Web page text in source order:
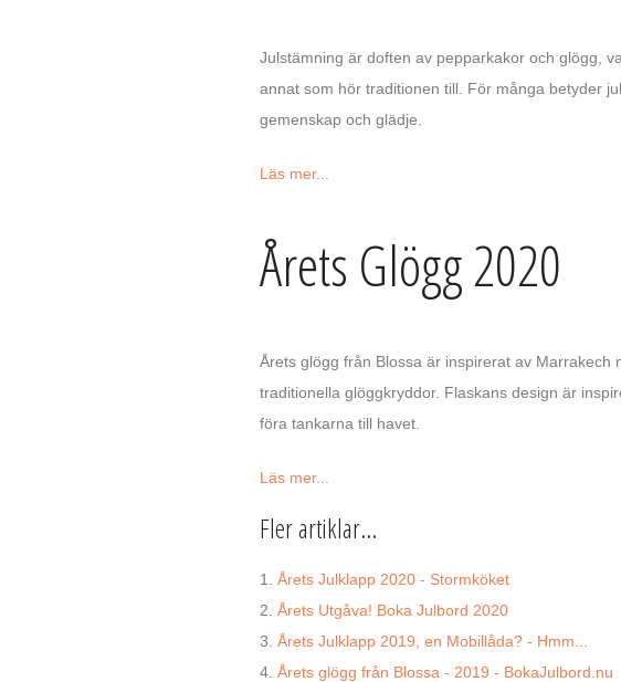
Julstämning är doften av pepparkakor och glögg,
annat som hör traditionen till. För många betyder
gemenskap och glädje.
Läs mer...
Årets Glögg 2020
Årets glögg från Blossa är inspirerat av
traditionella glöggkryddor. Flaskans design är
föra tankarna till havet.
Läs mer...
Fler artiklar...
Årets Julklapp 2020 - Stormköket
Årets Utgåva! Boka Julbord 2020
Årets Julklapp 2019, en Mobillåda? - Hmm...
Årets glögg från Blossa - 2019 - BokaJulbord.nu